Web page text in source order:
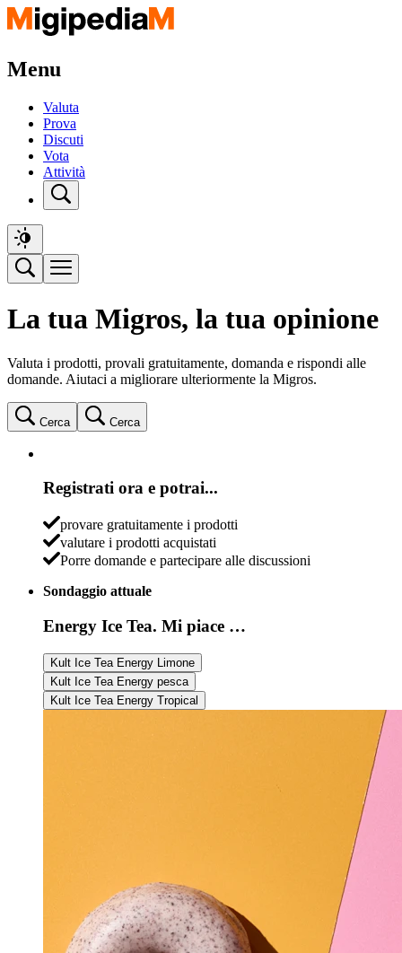
Menu
Valuta
Prova
Discuti
Vota
Attività
La tua Migros, la tua opinione
Valuta i prodotti, provali gratuitamente, domanda e rispondi alle
domande. Aiutaci a migliorare ulteriormente la Migros.
Cerca Cerca
Registrati ora e potrai...
provare gratuitamente i prodotti
valutare i prodotti acquistati
Porre domande e partecipare alle discussioni
Sondaggio attuale
Energy Ice Tea. Mi piace …
Kult Ice Tea Energy Limone
Kult Ice Tea Energy pesca
Kult Ice Tea Energy Tropical